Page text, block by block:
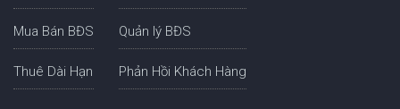
Mua Bán BĐS
Thuê Dài Hạn
Quản lý BĐS
Phản Hồi Khách Hàng